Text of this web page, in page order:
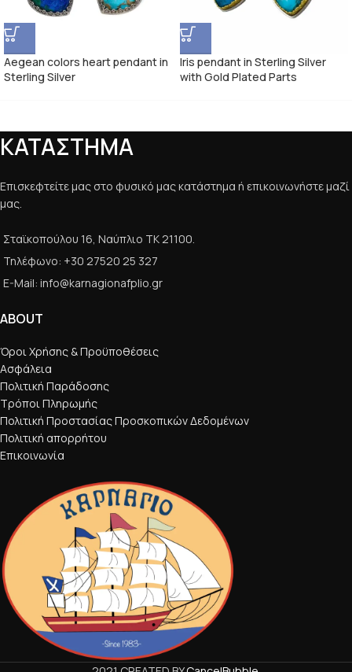
Aegean colors heart pendant in
Sterling Silver
Iris pendant in Sterling Silver
with Gold Plated Parts
ΚΑΤΑΣΤΗΜΑ
Επισκεφτείτε μας στο φυσικό μας κατάστημα ή επικοινωνήστε μαζί
μας.
Σταϊκοπούλου 16, Ναύπλιο ΤΚ 21100.
Τηλέφωνο: +30 27520 25 327
E-Mail: info@karnagionafplio.gr
ABOUT
Όροι Χρήσης & Προϋποθέσεις
Ασφάλεια
Πολιτική Παράδοσης
Τρόποι Πληρωμής
Πολιτική Προστασίας Προσκοπικών Δεδομένων
Πολιτική απορρήτου
Επικοινωνία